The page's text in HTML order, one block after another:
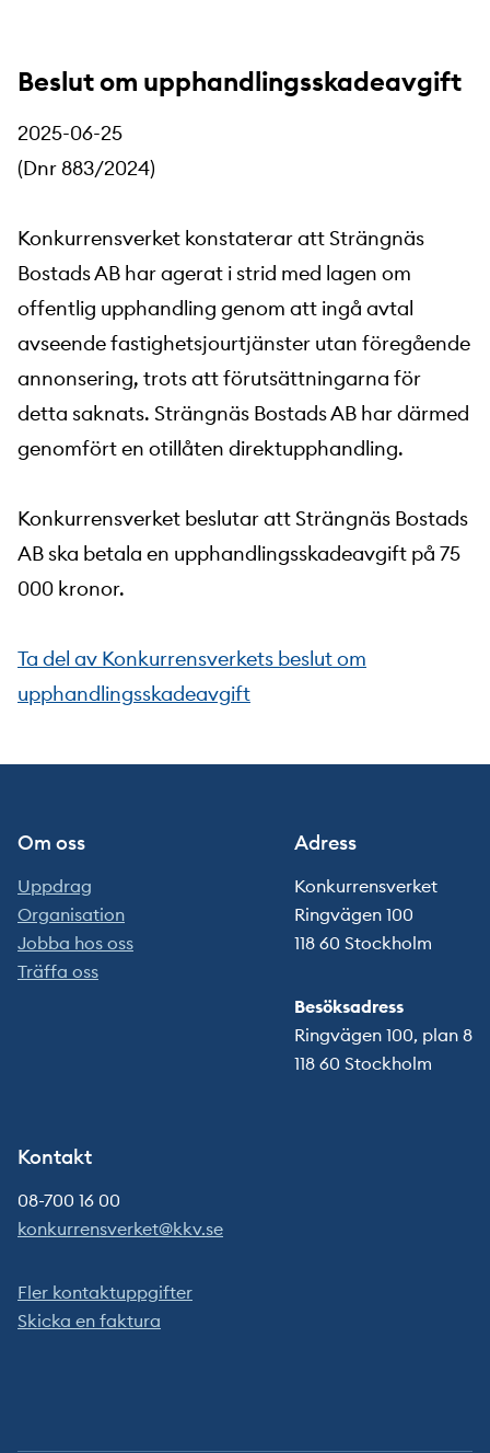
Beslut om upphandlingsskadeavgift
2025-06-25
(Dnr 883/2024)
Konkurrensverket konstaterar att Strängnäs
Bostads AB har agerat i strid med lagen om
offentlig upphandling genom att ingå avtal
avseende fastighetsjourtjänster utan föregående
annonsering, trots att förutsättningarna för
detta saknats. Strängnäs Bostads AB har därmed
genomfört en otillåten direktupphandling.
Konkurrensverket beslutar att Strängnäs Bostads
AB ska betala en upphandlingsskadeavgift på 75
000 kronor.
Ta del av Konkurrensverkets beslut om
upphandlingsskadeavgift
Om oss
Uppdrag
Organisation
Jobba hos oss
Träffa oss
Adress
Konkurrensverket
Ringvägen 100
118 60 Stockholm
Besöksadress
Ringvägen 100, plan 8
118 60 Stockholm
Kontakt
08-700 16 00
konkurrensverket@kkv.se
Fler kontaktuppgifter
Skicka en faktura